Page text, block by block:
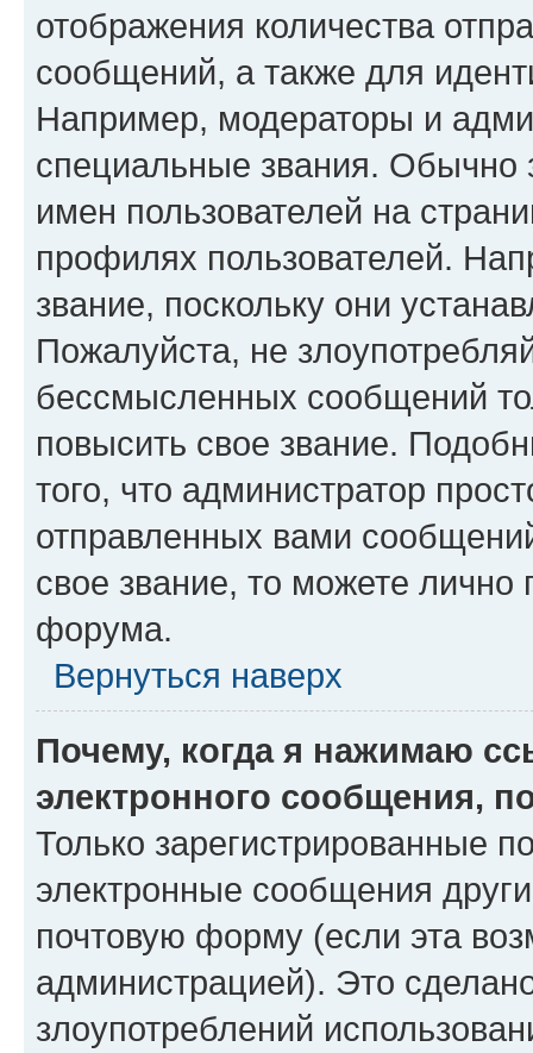
отображения количества
сообщений, а также для
Например, модераторы и
специальные звания. Обычно
имен пользователей на
профилях пользователей.
звание, поскольку они
Пожалуйста, не
бессмысленных сообщений
повысить свое звание.
того, что администратор
отправленных вами
свое звание, то можете лично
форума.
Вернуться наверх
Почему, когда я нажимаю
электронного сообщения,
Только зарегистрированные
электронные сообщения
почтовую форму (если эта
администрацией). Это
злоупотреблений